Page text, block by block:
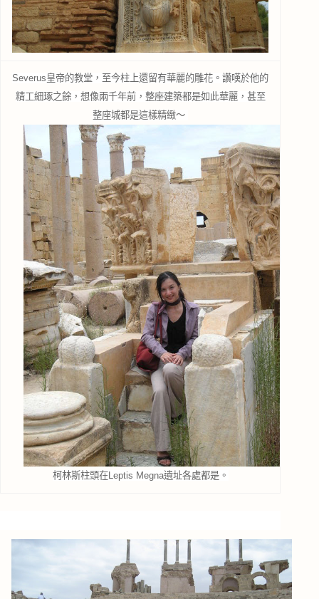
Severus皇帝的教堂，至今柱上還留有華麗的雕花。讚嘆於他的
精工細琢之餘，想像兩千年前，整座建築都是如此華麗，甚至
整座城都是這樣精緻～
柯林斯柱頭在Leptis Megna遺址各處都是。